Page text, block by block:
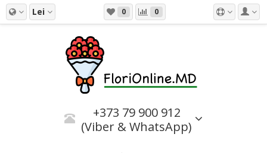
Lei 0 0
+373 79 900 912
(Viber & WhatsApp)